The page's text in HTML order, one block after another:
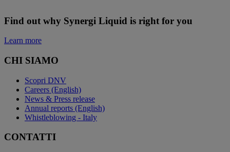
Find out why Synergi Liquid is right for you
Learn more
CHI SIAMO
Scopri DNV
Careers (English)
News & Press release
Annual reports (English)
Whistleblowing - Italy
CONTATTI